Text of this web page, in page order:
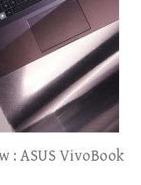
: ASUS VivoBook